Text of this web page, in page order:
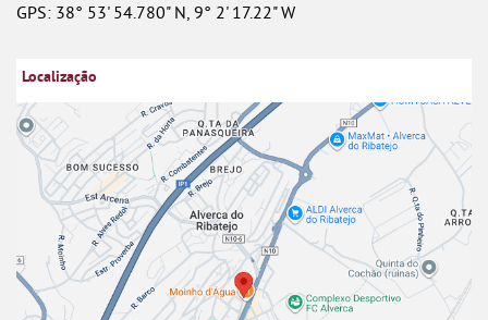
GPS: 38° 53' 54.780" N, 9° 2' 17.22" W